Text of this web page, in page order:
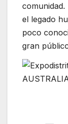
el legado
poco
gran